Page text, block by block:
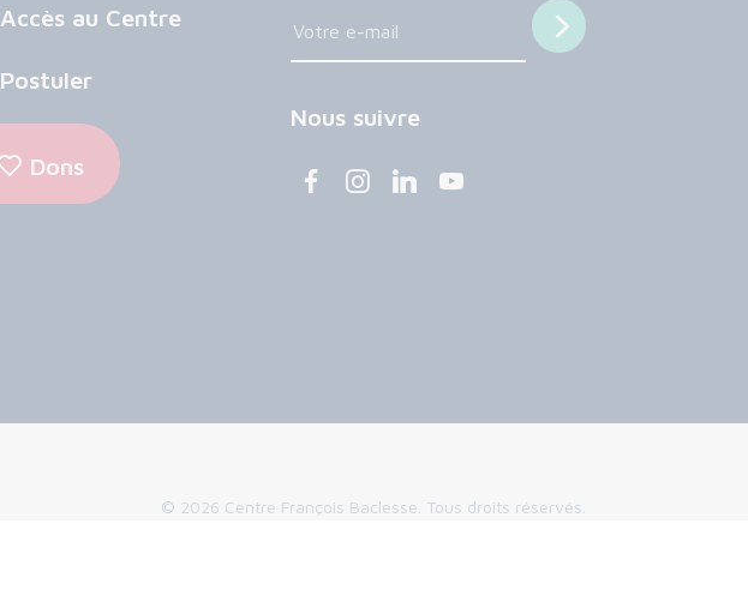
Accès au Centre
Postuler
Dons
Nous suivre
© 2026 Centre François Baclesse. Tous droits réservés.